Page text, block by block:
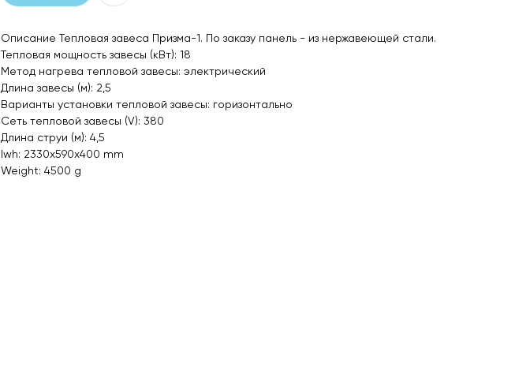
Описание Тепловая завеса Призма-1. По заказу панель - из нержавеющей стали.
Тепловая мощность завесы (кВт): 18
Метод нагрева тепловой завесы: электрический
Длина завесы (м): 2,5
Варианты установки тепловой завесы: горизонтально
Сеть тепловой завесы (V): 380
Длина струи (м): 4,5
lwh: 2330x590x400 mm
Weight: 4500 g